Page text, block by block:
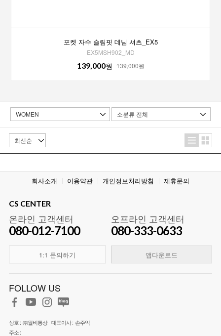
포켓 자수 슬림핏 데님 셔츠_EX5
EX5MSH902_MD
139,000원 139,000원
회사소개 이용약관 개인정보처리방침 제휴문의
CS CENTER
온라인 고객센터
080-012-7100
1:1 문의하기
오프라인 고객센터
080-333-0633
앱다운로드
FOLLOW US
상호 : ㈜월비통상 대표이사 : 손주익
주소 :